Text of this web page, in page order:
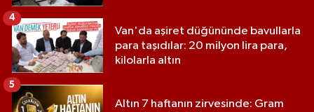
Van'da aşiret düğününde bavullarla
para taşıdılar: 20 milyon lira para,
kilolarla altın
4
Altın 7 haftanın zirvesinde: Gram
5